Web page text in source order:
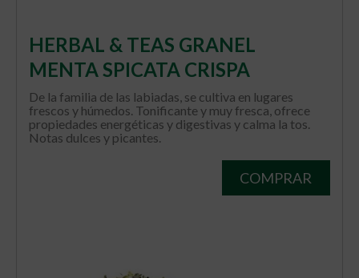
HERBAL & TEAS GRANEL
MENTA SPICATA CRISPA
De la familia de las labiadas, se cultiva en lugares
frescos y húmedos. Tonificante y muy fresca, ofrece
propiedades energéticas y digestivas y calma la tos.
Notas dulces y picantes.
COMPRAR